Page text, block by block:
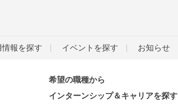
情報を探す イベントを探す お知らせ
希望の職種から
インターンシップ＆キャリアを探す